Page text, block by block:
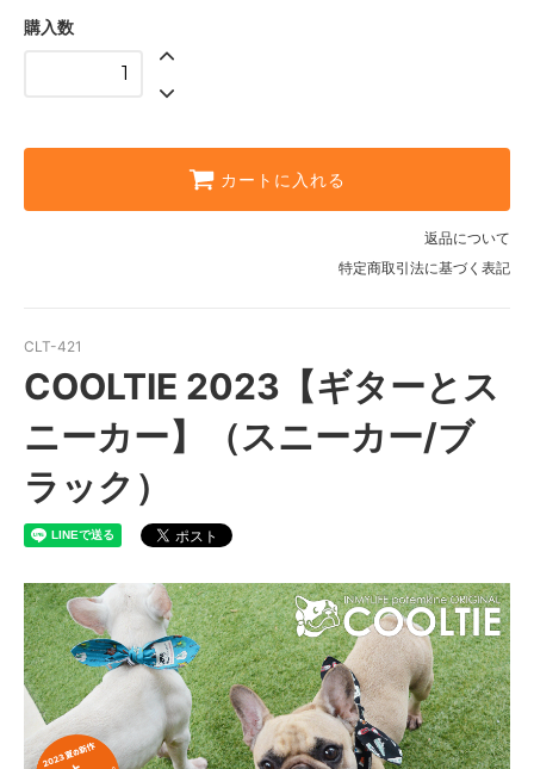
購入数
カートに入れる
返品について
特定商取引法に基づく表記
CLT-421
COOLTIE 2023【ギターとス
ニーカー】（スニーカー/ブ
ラック）